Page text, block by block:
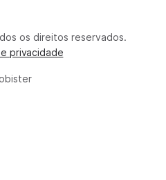
os direitos reservados.
privacidade